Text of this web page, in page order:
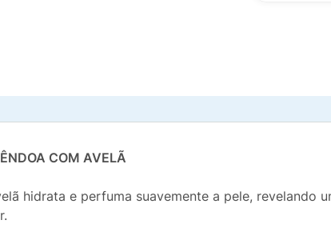
COM AVELÃ
hidrata e perfuma suavemente a pele, revelando